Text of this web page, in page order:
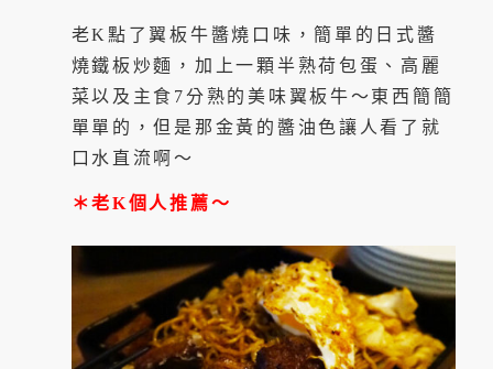
老K點了翼板牛醬燒口味，簡單的日式醬
燒鐵板炒麵，加上一顆半熟荷包蛋、高麗
菜以及主食7分熟的美味翼板牛～東西簡簡
單單的，但是那金黃的醬油色讓人看了就
口水直流啊～
＊老K個人推薦～